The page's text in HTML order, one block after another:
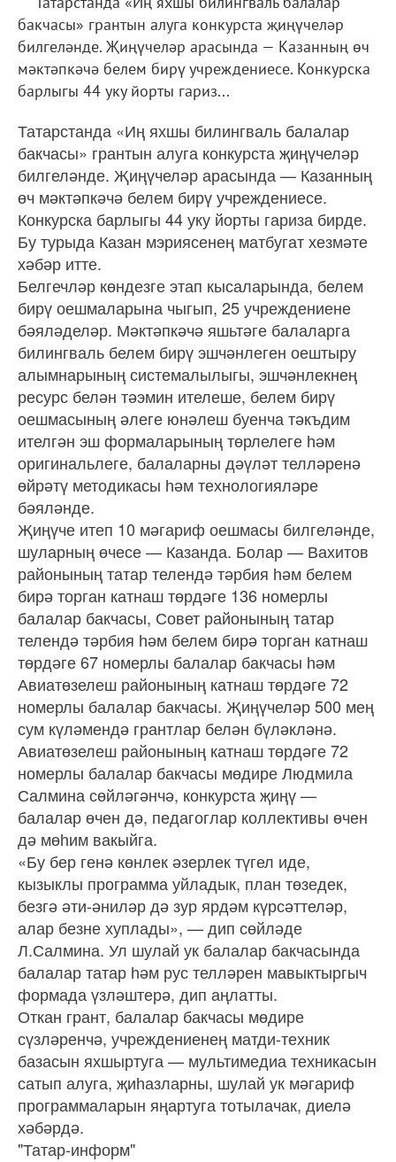
бакчасы» грантын алуга конкурста җиңүчеләр
билгеләнде. Җиңүчеләр арасында — Казанның өч
мәктәпкәчә белем бирү учреждениесе. Конкурска
барлыгы 44 уку йорты гариз...
Татарстанда «Иң яхшы билингваль балалар
бакчасы» грантын алуга конкурста җиңүчеләр
билгеләнде. Җиңүчеләр арасында — Казанның
өч мәктәпкәчә белем бирү учреждениесе.
Конкурска барлыгы 44 уку йорты гариза бирде.
Бу турыда Казан мэриясенең матбугат хезмәте
хәбәр итте.
Белгечләр көндезге этап кысаларында, белем
бирү оешмаларына чыгып, 25 учреждениене
бәяләделәр. Мәктәпкәчә яшьтәге балаларга
билингваль белем бирү эшчәнлеген оештыру
алымнарының системалылыгы, эшчәнлекнең
ресурс белән тәэмин ителеше, белем бирү
оешмасының әлеге юнәлеш буенча тәкъдим
ителгән эш формаларының төрлелеге һәм
оригинальлеге, балаларны дәүләт телләренә
өйрәтү методикасы һәм технологияләре
бәяләнде.
Җиңүче итеп 10 мәгариф оешмасы билгеләнде,
шуларның өчесе — Казанда. Болар — Вахитов
районының татар телендә тәрбия һәм белем
бирә торган катнаш төрдәге 136 номерлы
балалар бакчасы, Совет районының татар
телендә тәрбия һәм белем бирә торган катнаш
төрдәге 67 номерлы балалар бакчасы һәм
Авиатөзелеш районының катнаш төрдәге 72
номерлы балалар бакчасы. Җиңүчеләр 500 мең
сум күләмендә грантлар белән бүләкләнә.
Авиатөзелеш районының катнаш төрдәге 72
номерлы балалар бакчасы мөдире Людмила
Салмина сөйләгәнчә, конкурста җиңү —
балалар өчен дә, педагоглар коллективы өчен
дә мөһим вакыйга.
«Бу бер генә көнлек әзерлек түгел иде,
кызыклы программа уйладык, план төзедек,
безгә әти-әниләр дә зур ярдәм күрсәттеләр,
алар безне хуплады», — дип сөйләде
Л.Салмина. Ул шулай ук балалар бакчасында
балалар татар һәм рус телләрен мавыктыргыч
формада үзләштерә, дип аңлатты.
Откан грант, балалар бакчасы мөдире
сүзләренчә, учреждениенең матди-техник
базасын яхшыртуга — мультимедиа техникасын
сатып алуга, җиһазларны, шулай ук мәгариф
программаларын яңартуга тотылачак, диелә
хәбәрдә.
"Татар-информ"